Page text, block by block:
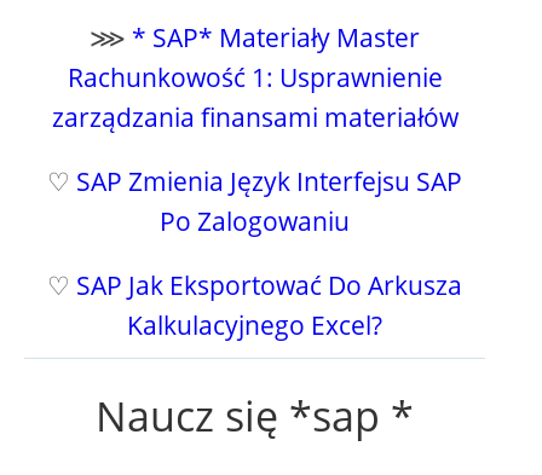
⋙ * SAP* Materiały Master
Rachunkowość 1: Usprawnienie
zarządzania finansami materiałów
♡ SAP Zmienia Język Interfejsu SAP
Po Zalogowaniu
♡ SAP Jak Eksportować Do Arkusza
Kalkulacyjnego Excel?
Naucz się *sap *